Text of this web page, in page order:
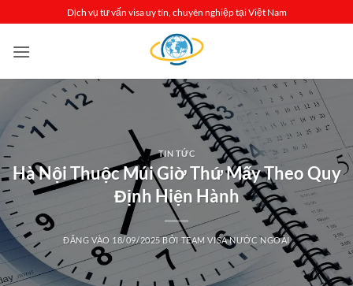
qua
nội
Dịch vụ tư vấn visa uy tín, chuyên nghiệp tại Việt Nam
TIN TỨC
Hà Nội Thuộc Múi Giờ Thứ Mấy Theo Quy
Định Hiện Hành
ĐĂNG VÀO 18/09/2025BỞI TEAM VISA NƯỚC NGOÀI